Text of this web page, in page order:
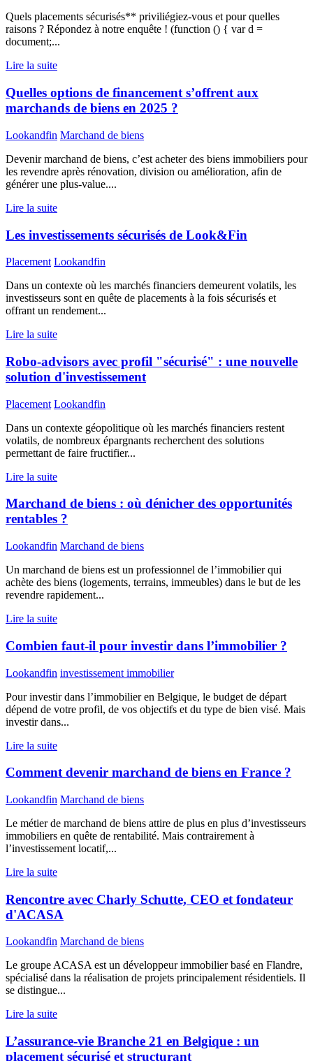
Quels placements sécurisés** priviliégiez-vous et pour quelles
raisons ? Répondez à notre enquête ! (function () { var d =
document;...
Lire la suite
Quelles options de financement s’offrent aux
marchands de biens en 2025 ?
Lookandfin Marchand de biens
Devenir marchand de biens, c’est acheter des biens immobiliers pour
les revendre après rénovation, division ou amélioration, afin de
générer une plus-value....
Lire la suite
Les investissements sécurisés de Look&Fin
Placement Lookandfin
Dans un contexte où les marchés financiers demeurent volatils, les
investisseurs sont en quête de placements à la fois sécurisés et
offrant un rendement...
Lire la suite
Robo-advisors avec profil "sécurisé" : une nouvelle
solution d'investissement
Placement Lookandfin
Dans un contexte géopolitique où les marchés financiers restent
volatils, de nombreux épargnants recherchent des solutions
permettant de faire fructifier...
Lire la suite
Marchand de biens : où dénicher des opportunités
rentables ?
Lookandfin Marchand de biens
Un marchand de biens est un professionnel de l’immobilier qui
achète des biens (logements, terrains, immeubles) dans le but de les
revendre rapidement...
Lire la suite
Combien faut-il pour investir dans l’immobilier ?
Lookandfin investissement immobilier
Pour investir dans l’immobilier en Belgique, le budget de départ
dépend de votre profil, de vos objectifs et du type de bien visé. Mais
investir dans...
Lire la suite
Comment devenir marchand de biens en France ?
Lookandfin Marchand de biens
Le métier de marchand de biens attire de plus en plus d’investisseurs
immobiliers en quête de rentabilité. Mais contrairement à
l’investissement locatif,...
Lire la suite
Rencontre avec Charly Schutte, CEO et fondateur
d'ACASA
Lookandfin Marchand de biens
Le groupe ACASA est un développeur immobilier basé en Flandre,
spécialisé dans la réalisation de projets principalement résidentiels. Il
se distingue...
Lire la suite
L’assurance-vie Branche 21 en Belgique : un
placement sécurisé et structurant